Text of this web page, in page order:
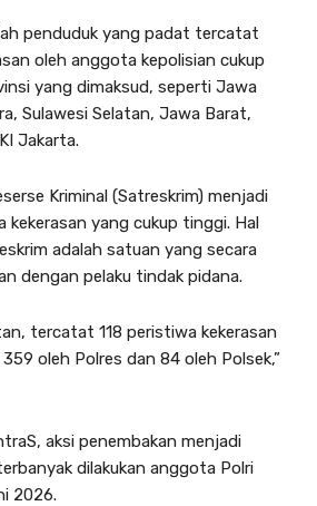
penduduk yang padat tercatat
oleh anggota kepolisian cukup
yang dimaksud, seperti Jawa
Sulawesi Selatan, Jawa Barat,
Jakarta.
Kriminal (Satreskrim) menjadi
kekerasan yang cukup tinggi. Hal
adalah satuan yang secara
dengan pelaku tindak pidana.
tercatat 118 peristiwa kekerasan
oleh Polres dan 84 oleh Polsek,”
aksi penembakan menjadi
dilakukan anggota Polri
2026.